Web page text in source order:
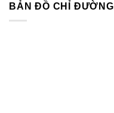
BẢN ĐỒ CHỈ ĐƯỜNG